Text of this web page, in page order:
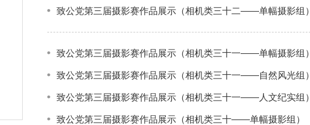
致公党第三届摄影赛作品展示（相机类三十二——单幅摄影组）
致公党第三届摄影赛作品展示（相机类三十一——单幅摄影组）
致公党第三届摄影赛作品展示（相机类三十一——自然风光组）
致公党第三届摄影赛作品展示（相机类三十一——人文纪实组）
致公党第三届摄影赛作品展示（相机类三十——单幅摄影组）